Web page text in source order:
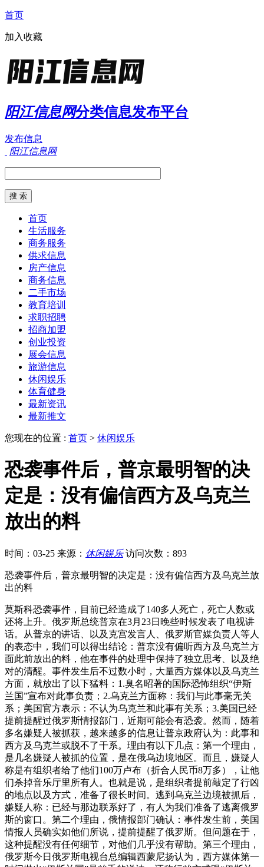
首页
加入收藏
阳江信息网分类信息发布平台
发布信息
阳江信息网
首页
生活服务
商务服务
供求信息
房产信息
商务信息
二手市场
教育培训
求职招聘
招商加盟
创业投资
展会信息
旅游信息
休闲娱乐
体育健身
最新资讯
最新推文
您现在的位置 : 首页 > 休闲娱乐
恐袭事件后，普京最明智的决
定是：没有偏信西方及乌克兰
放出的料
时间：03-25 来源： 休闲娱乐 访问次数：893
恐袭事件后，普京最明智的决定是：没有偏信西方及乌克兰放
出的料
莫斯科恐袭事件，目前已经造成了140多人死亡，死亡人数或
还将上升。俄罗斯总统普京在3月23日晚些时候发表了电视讲
话。从普京的讲话、以及克宫发言人、俄罗斯官媒负责人等人
的表态中，我们可以得出结论：普京没有偏听西方及乌克兰方
面此前放出的料，他在事件的处理中保持了独立思考、以及绝
对的清醒。事件发生后不过数小时，大量西方媒体以及乌克兰
方面，就放出了以下猛料：1.臭名昭著的国际恐怖组织“伊斯
兰国”宣布对此事负责；2.乌克兰方面称：我们与此事毫无关
系；美国官方表示：不认为乌克兰和此事有关系；3.美国已经
提前提醒过俄罗斯情报部门，近期可能会有恐袭。然而，随着
多名嫌疑人被抓获，越来越多的信息让普京政府认为：此事和
西方及乌克兰或脱不了干系。理由有以下几点：第一个理由，
是几名嫌疑人被抓的位置，是在俄乌边境地区。而且，嫌疑人
称是有组织者给了他们100万卢布（折合人民币8万多），让他
们杀掉音乐厅里所有人。也就是说，是组织者提前敲定了行凶
的地点以及方式，准备了很长时间。逃到乌克兰边境被抓后，
嫌疑人称：已经与那边联系好了，有人为我们准备了逃离俄罗
斯的窗口。第二个理由，俄情报部门确认：事件发生前，美国
情报人员确实如他们所说，提前提醒了俄罗斯。但问题在于，
这种提醒没有任何细节，对他们几乎没有帮助。第三个理由，
俄罗斯今日俄罗斯电视台总编辑西蒙尼扬认为，西方媒体第一